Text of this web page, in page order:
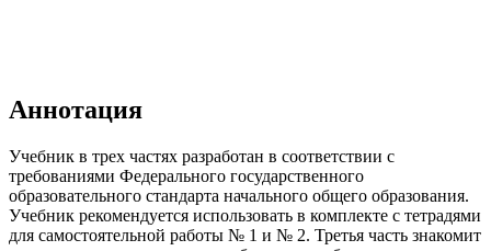
Аннотация
Учебник в трех частях разработан в соответствии с
требованиями Федерального государственного
образовательного стандарта начального общего образования.
Учебник рекомендуется использовать в комплекте с тетрадями
для самостоятельной работы № 1 и № 2. Третья часть знакомит